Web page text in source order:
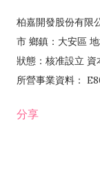
柏嘉開發股份有限
市 鄉鎮：大安區
狀態：核准設立
所營事業資料：
發業 H703090 不
分享